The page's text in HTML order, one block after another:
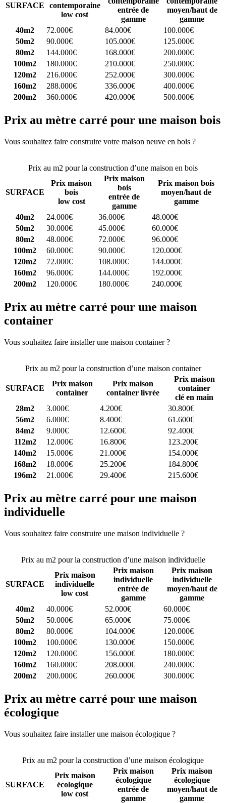
SURFACE
contemporaine
low cost
entrée de
gamme
moyen/haut de
gamme
40m2
72.000€ 84.000€
100.000€
50m2
90.000€ 105.000€
125.000€
80m2
144.000€ 168.000€
200.000€
100m2
180.000€ 210.000€
250.000€
120m2
216.000€ 252.000€
300.000€
160m2
288.000€ 336.000€
400.000€
200m2
360.000€ 420.000€ 500.000€
Prix au mètre carré pour une maison bois
Vous souhaitez faire construire votre maison neuve en bois ?
Prix au m2 pour la construction d’une maison en bois
SURFACE
Prix maison
bois
low cost
Prix maison
bois
entrée de
gamme
Prix maison bois
moyen/haut de
gamme
40m2
24.000€ 36.000€
48.000€
50m2
30.000€ 45.000€
60.000€
80m2
48.000€ 72.000€
96.000€
100m2
60.000€ 90.000€
120.000€
120m2
72.000€ 108.000€
144.000€
160m2
96.000€ 144.000€
192.000€
200m2
120.000€ 180.000€ 240.000€
Prix au mètre carré pour une maison
container
Vous souhaitez faire installer une maison container ?
Prix au m2 pour la construction d’une maison container
SURFACE
Prix maison
container
Prix maison
container livrée
Prix maison
container
clé en main
28m2
3.000€ 4.200€
30.800€
56m2
6.000€ 8.400€
61.600€
84m2
9.000€ 12.600€
92.400€
112m2
12.000€ 16.800€
123.200€
140m2
15.000€ 21.000€
154.000€
168m2
18.000€ 25.200€
184.800€
196m2
21.000€ 29.400€ 215.600€
Prix au mètre carré pour une maison
individuelle
Vous souhaitez faire construire une maison individuelle ?
Prix au m2 pour la construction d’une maison individuelle
SURFACE
Prix maison
individuelle
low cost
Prix maison
individuelle
entrée de
gamme
Prix maison
individuelle
moyen/haut de
gamme
40m2
40.000€ 52.000€
60.000€
50m2
50.000€ 65.000€
75.000€
80m2
80.000€ 104.000€
120.000€
100m2
100.000€ 130.000€
150.000€
120m2
120.000€ 156.000€
180.000€
160m2
160.000€ 208.000€
240.000€
200m2
200.000€ 260.000€ 300.000€
Prix au mètre carré pour une maison
écologique
Vous souhaitez faire installer une maison écologique ?
Prix au m2 pour la construction d’une maison écologique
SURFACE
Prix maison
écologique
low cost
Prix maison
écologique
entrée de
gamme
Prix maison
écologique
moyen/haut de
gamme